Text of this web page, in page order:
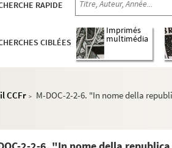
RAPIDE
CIBLÉES
Imprimés
multimédia
CCFr > M-DOC-2-2-6. "In nome della